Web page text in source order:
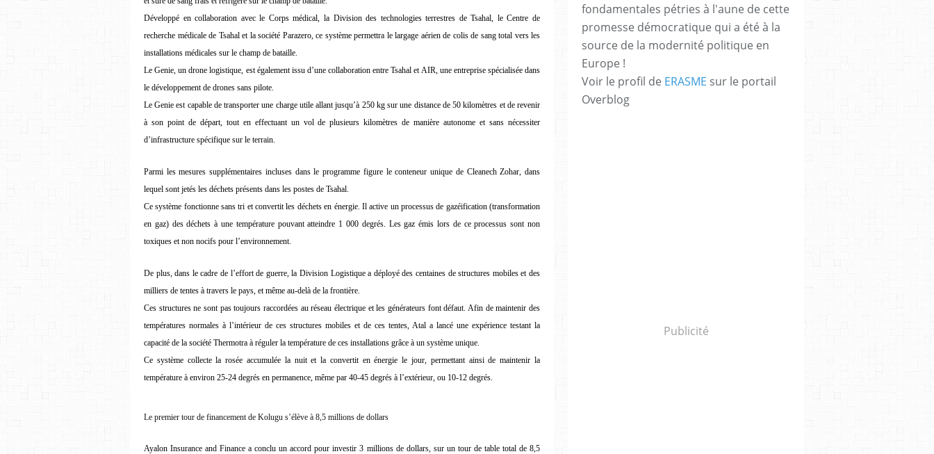
Développé en collaboration avec le Corps médical, la Division des technologies terrestres de Tsahal, le Centre de
recherche médicale de Tsahal et la société Parazero, ce système permettra le largage aérien de colis de sang total vers les
installations médicales sur le champ de bataille.
Le Genie, un drone logistique, est également issu d’une collaboration entre Tsahal et AIR, une entreprise spécialisée dans
le développement de drones sans pilote.
Le Genie est capable de transporter une charge utile allant jusqu’à 250 kg sur une distance de 50 kilomètres et de revenir
à son point de départ, tout en effectuant un vol de plusieurs kilomètres de manière autonome et sans nécessiter
d’infrastructure spécifique sur le terrain.
Parmi les mesures supplémentaires incluses dans le programme figure le conteneur unique de Cleanech Zohar, dans
lequel sont jetés les déchets présents dans les postes de Tsahal.
Ce système fonctionne sans tri et convertit les déchets en énergie. Il active un processus de gazéification (transformation
en gaz) des déchets à une température pouvant atteindre 1 000 degrés. Les gaz émis lors de ce processus sont non
toxiques et non nocifs pour l’environnement.
De plus, dans le cadre de l’effort de guerre, la Division Logistique a déployé des centaines de structures mobiles et des
milliers de tentes à travers le pays, et même au-delà de la frontière.
Ces structures ne sont pas toujours raccordées au réseau électrique et les générateurs font défaut. Afin de maintenir des
températures normales à l’intérieur de ces structures mobiles et de ces tentes, Atal a lancé une expérience testant la
capacité de la société Thermotra à réguler la température de ces installations grâce à un système unique.
Ce système collecte la rosée accumulée la nuit et la convertit en énergie le jour, permettant ainsi de maintenir la
température à environ 25-24 degrés en permanence, même par 40-45 degrés à l’extérieur, ou 10-12 degrés.
Le premier tour de financement de Kolugu s’élève à 8,5 millions de dollars
Ayalon Insurance and Finance a conclu un accord pour investir 3 millions de dollars, sur un tour de table total de 8,5
fondamentales pétries à l'aune de cette
promesse démocratique qui a été à la
source de la modernité politique en
Europe !
Voir le profil de ERASME sur le portail
Overblog
Publicité